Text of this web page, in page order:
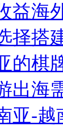
益海
择搭
的棋
出海
亚-